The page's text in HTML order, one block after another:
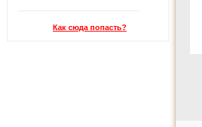
Как сюда попасть?